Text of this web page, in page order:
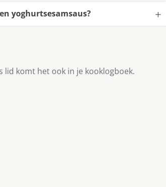
yoghurtsesamsaus?
komt het ook in je kooklogboek.